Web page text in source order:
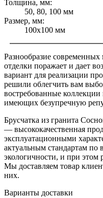
Толщина, мм:
50, 80, 100 мм
Размер, мм:
100x100 мм
Разнообразие современных
отделки поражает и дает
вариант для реализации
решили облегчить вам
востребованные
имеющих безупречную
Брусчатка из гранита
— высококачественная
эксплуатационными
актуальным стандартам по
экологичности, и при этом
Мы доставляем товар
них.
Варианты доставки